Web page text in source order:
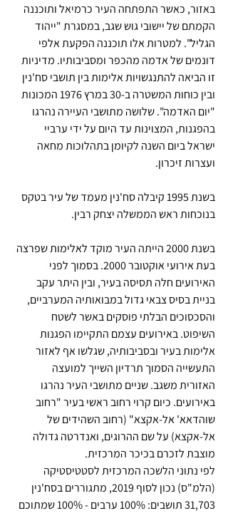
באזור, כאשר התפתחה העיר כרמיאל ותוכננה
הקמתם של יישובי גוש שגב, במסגרת "ייהוד
הגליל". למטרות אלו תוכננה הפקעת אלפי
דונמים של אדמה מהכפר ומסביבותיו. מדיניות
זו הביאה להתנגשויות אלימות בין תושבי סח'נין
ובין כוחות המשטרה ב-30 במרץ 1976 המכונות
"יום האדמה". שלושה מתושבי העיירה נהרגו
בהפגנות, המצוינות עד היום על ידי ערביי
ישראל ביום השנה לקיומן בתהלוכות מחאה
ועצרות זיכרון.
בשנת 1995 קיבלה סח'נין מעמד של עיר בטקס
בנוכחות ראש הממשלה יצחק רבין.
בשנת 2000 הייתה העיר מוקד לאלימות שפרצה
בעת אירועי אוקטובר 2000. בסמוך לפני
האירועים חלה תסיסה בעיר, ובין היתר עקב
בניית בסיס צבאי גדול במבואותיה המערביים,
והסכסוכים הבלתי פוסקים באשר לשטח
השיפוט. באירועים עצמם התקיימו הפגנות
אלימות בעיר ובסביבותיה, שגלשו אף לאזור
התעשייה הסמוך תרדיון השייך למועצה
האזורית משגב. שניים מתושבי העיר נהרגו
באירועים. כיום קרוי רחוב ראשי בעיר "רחוב
שוהדאא' אל-אקצא" (רחוב השהידים של
אל-אקצא) על שם ההרוגים, ואנדרטה גדולה
מוצבת לזכרם בכיכר המרכזית.
לפי נתוני הלשכה המרכזית לסטטיסטיקה
(הלמ"ס) נכון לסוף 2019, מתגוררים בסח'נין
31,703 תושבים: 100% ערבים - 100% שמתוכם